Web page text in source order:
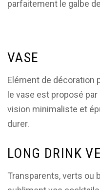
parfaitement le galbe
VASE
Elément de décoration
le vase est proposé
vision minimaliste et
durer.
LONG DRINK
Transparents, verts ou